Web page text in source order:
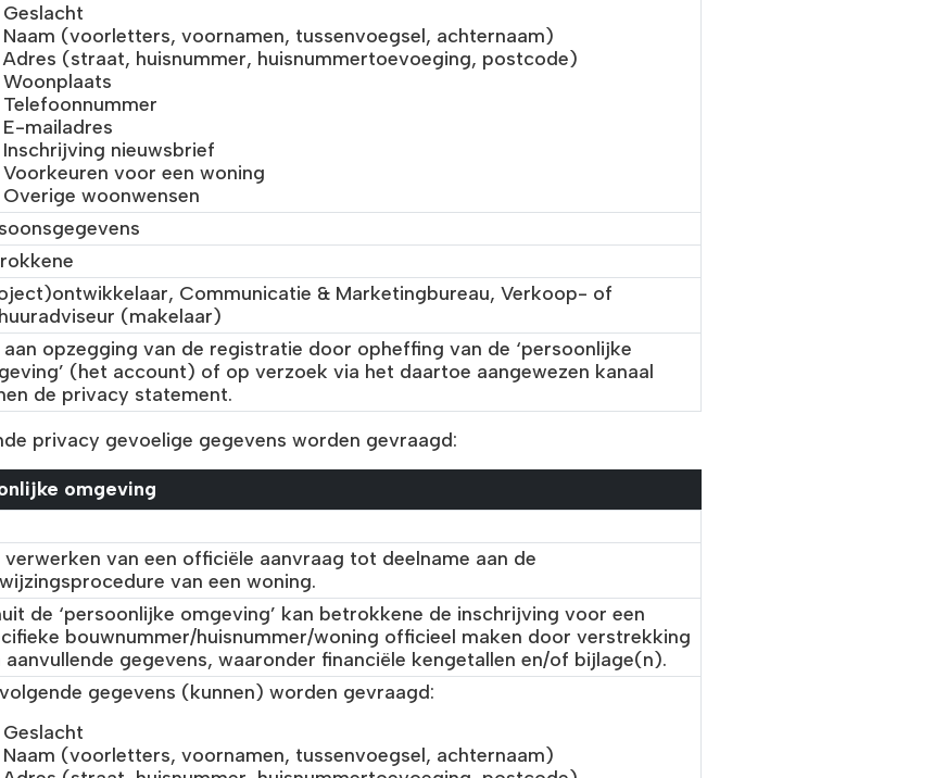
Geslacht
Naam (voorletters, voornamen, tussenvoegsel, achternaam)
Adres (straat, huisnummer, huisnummertoevoeging, postcode)
Woonplaats
Telefoonnummer
E-mailadres
Inschrijving nieuwsbrief
Voorkeuren voor een woning
Overige woonwensen
Communicatie & Marketingbureau, Verkoop- of
(makelaar)
aan opzegging van de registratie door opheffing van de ‘persoonlijke
(het account) of op verzoek via het daartoe aangewezen kanaal
de privacy statement.
privacy gevoelige gegevens worden gevraagd:
omgeving
verwerken van een officiële aanvraag tot deelname aan de
van een woning.
de ‘persoonlijke omgeving’ kan betrokkene de inschrijving voor een
bouwnummer/huisnummer/woning officieel maken door verstrekking
aanvullende gegevens, waaronder financiële kengetallen en/of bijlage(n).
gegevens (kunnen) worden gevraagd:
Geslacht
Naam (voorletters, voornamen, tussenvoegsel, achternaam)